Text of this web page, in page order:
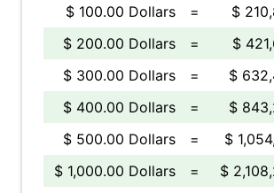
$ 100.00 Dollars
=
$
$ 200.00 Dollars
=
$
$ 300.00 Dollars
=
$
$ 400.00 Dollars
=
$
$ 500.00 Dollars
=
$
$ 1,000.00 Dollars
=
$